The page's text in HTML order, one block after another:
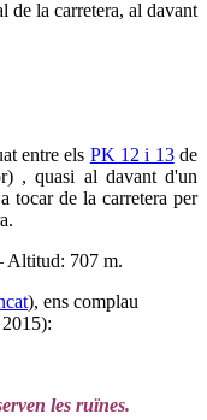
de la carretera, al davant
entre els PK 12 i 13de
, quasi al davant d'un
tocar de la carretera per
Altitud: 707 m.
), ens complau
les ruïnes.